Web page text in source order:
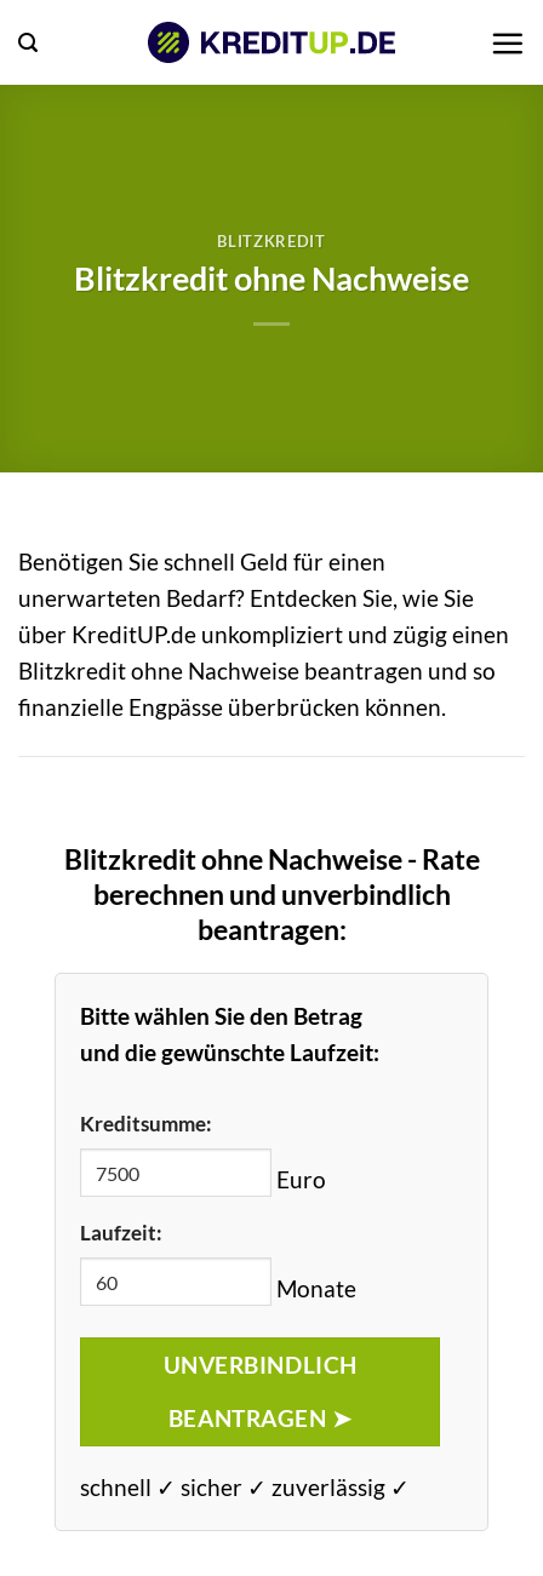
Inhalt
springen
BLITZKREDIT
Blitzkredit ohne Nachweise
Benötigen Sie schnell Geld für einen
unerwarteten Bedarf? Entdecken Sie, wie Sie
über KreditUP.de unkompliziert und zügig einen
Blitzkredit ohne Nachweise beantragen und so
finanzielle Engpässe überbrücken können.
Blitzkredit ohne Nachweise - Rate
berechnen und unverbindlich
beantragen:
Bitte wählen Sie den Betrag
und die gewünschte Laufzeit:
Kreditsumme:
Euro
Laufzeit:
Monate
UNVERBINDLICH
BEANTRAGEN ➤
schnell ✓ sicher ✓ zuverlässig ✓